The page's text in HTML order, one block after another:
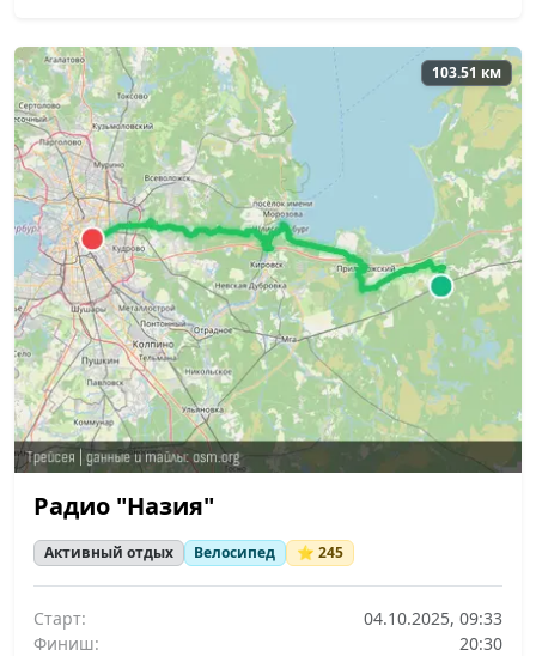
103.51 км
Радио "Назия"
Активный отдых Велосипед ⭐ 245
Старт:
04.10.2025, 09:33
Финиш:
20:30